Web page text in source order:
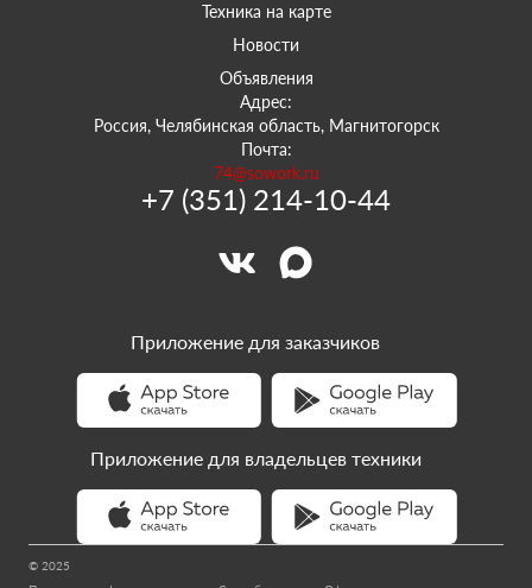
Техника на карте
Новости
Объявления
Адрес:
Россия, Челябинская область, Магнитогорск
Почта:
74@sowork.ru
+7 (351) 214-10-44
© 2025
Приложение для заказчиков
Приложение для владельцев техники